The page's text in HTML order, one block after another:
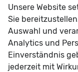
möglich.
Innen
Armlehnen
Fensterheber
Unsere Website
Sie
Auswahl und
Analytics und
Einverständnis
jederzeit mit